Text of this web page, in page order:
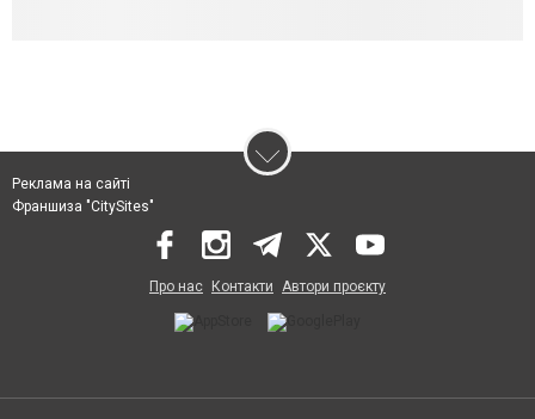
Реклама на сайті
Франшиза "CitySites"
Про нас Контакти Автори проєкту